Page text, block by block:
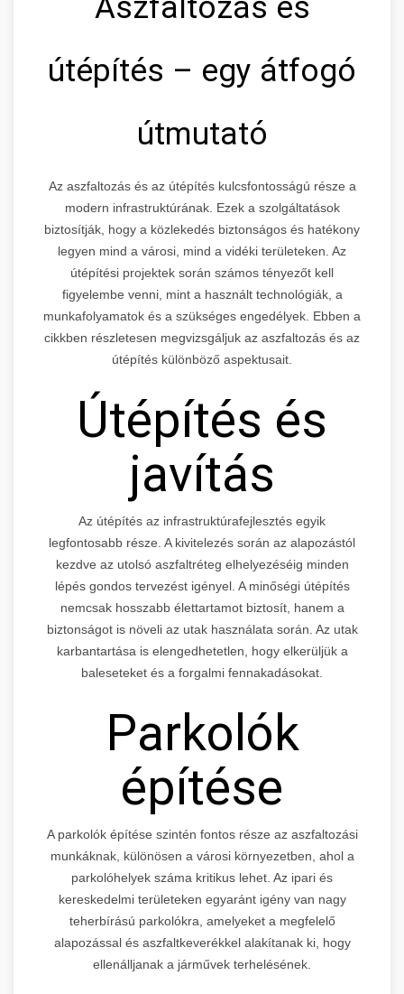
útépítés – egy átfogó
útmutató
Az aszfaltozás és az útépítés kulcsfontosságú része a
modern infrastruktúrának. Ezek a szolgáltatások
biztosítják, hogy a közlekedés biztonságos és hatékony
legyen mind a városi, mind a vidéki területeken. Az
útépítési projektek során számos tényezőt kell
figyelembe venni, mint a használt technológiák, a
munkafolyamatok és a szükséges engedélyek. Ebben a
cikkben részletesen megvizsgáljuk az aszfaltozás és az
útépítés különböző aspektusait.
Útépítés és
javítás
Az útépítés az infrastruktúrafejlesztés egyik
legfontosabb része. A kivitelezés során az alapozástól
kezdve az utolsó aszfaltréteg elhelyezéséig minden
lépés gondos tervezést igényel. A minőségi útépítés
nemcsak hosszabb élettartamot biztosít, hanem a
biztonságot is növeli az utak használata során. Az utak
karbantartása is elengedhetetlen, hogy elkerüljük a
baleseteket és a forgalmi fennakadásokat.
Parkolók
építése
A parkolók építése szintén fontos része az aszfaltozási
munkáknak, különösen a városi környezetben, ahol a
parkolóhelyek száma kritikus lehet. Az ipari és
kereskedelmi területeken egyaránt igény van nagy
teherbírású parkolókra, amelyeket a megfelelő
alapozással és aszfaltkeverékkel alakítanak ki, hogy
ellenálljanak a járművek terhelésének.